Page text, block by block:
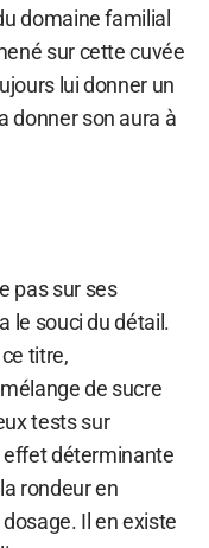
domaine familial
sur cette cuvée
lui donner un
donner son aura à
pas sur ses
le souci du détail.
titre,
de sucre
tests sur
effet déterminante
rondeur en
Il en existe